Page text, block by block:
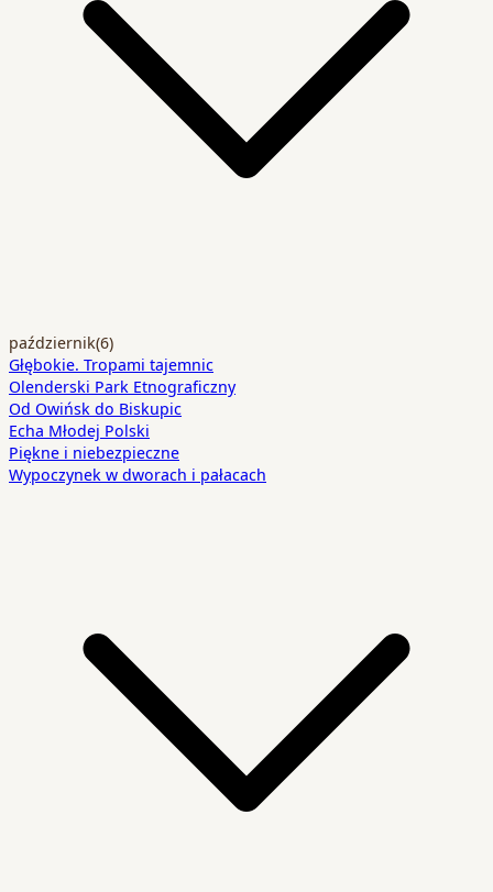
październik(6)
Głębokie. Tropami tajemnic
Olenderski Park Etnograficzny
Od Owińsk do Biskupic
Echa Młodej Polski
Piękne i niebezpieczne
Wypoczynek w dworach i pałacach